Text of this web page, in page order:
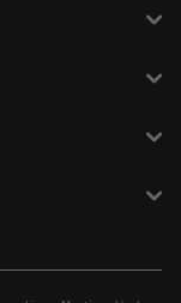
bons plans de